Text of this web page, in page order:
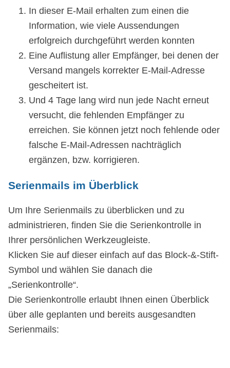
In dieser E-Mail erhalten zum einen die
Information, wie viele Aussendungen
erfolgreich durchgeführt werden konnten
Eine Auflistung aller Empfänger, bei denen der
Versand mangels korrekter E-Mail-Adresse
gescheitert ist.
Und 4 Tage lang wird nun jede Nacht erneut
versucht, die fehlenden Empfänger zu
erreichen. Sie können jetzt noch fehlende oder
falsche E-Mail-Adressen nachträglich
ergänzen, bzw. korrigieren.
Serienmails im Überblick
Um Ihre Serienmails zu überblicken und zu
administrieren, finden Sie die Serienkontrolle in
Ihrer persönlichen Werkzeugleiste.
Klicken Sie auf dieser einfach auf das Block-&-Stift-
Symbol und wählen Sie danach die
„Serienkontrolle“.
Die Serienkontrolle erlaubt Ihnen einen Überblick
über alle geplanten und bereits ausgesandten
Serienmails: